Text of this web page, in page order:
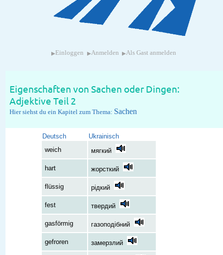
▸ Einloggen ▸Anmelden ▸Als Gast anmelden
Eigenschaften von Sachen oder Dingen:
Adjektive Teil 2
Hier siehst du ein Kapitel zum Thema: Sachen
Deutsch
Ukrainisch
weich
мягкий
hart жорсткий
flüssig рідкий
fest твердий
gasförmig газоподібний
gefroren замерзлий